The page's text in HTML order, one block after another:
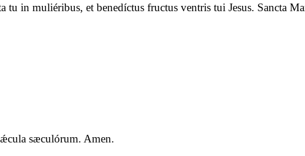
tu in muliéribus, et benedíctus fructus ventris tui Jesus. Sancta
sæculórum. Amen.